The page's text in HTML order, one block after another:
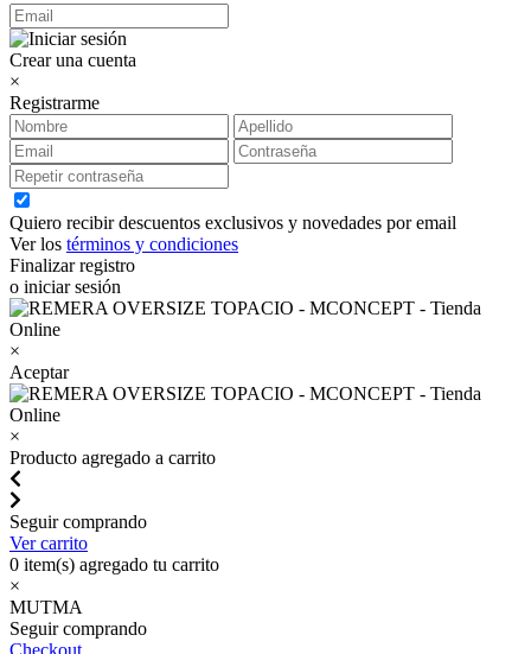
Crear una cuenta
×
Registrarme
Quiero recibir descuentos exclusivos y novedades por email
Ver los términos y condiciones
Finalizar registro
o iniciar sesión
×
Aceptar
×
Producto agregado a carrito
Seguir comprando
Ver carrito
0 item(s) agregado tu carrito
×
MUTMA
Seguir comprando
Checkout